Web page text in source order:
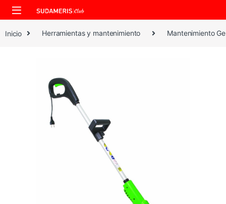
Skip to navigation
Skip to content
Inicio Herramientas y mantenimiento Mantenimiento